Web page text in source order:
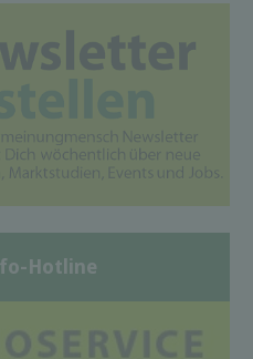
Hotline